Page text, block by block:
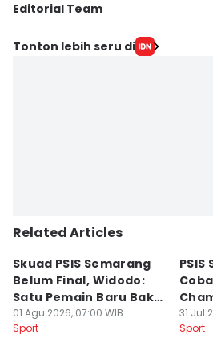
Editorial Team
Editor
Tonton lebih seru di
Related Articles
Skuad PSIS Semarang
Belum Final, Widodo:
Satu Pemain Baru Bakal
Gabung
01 Agu 2026, 07:00 WIB
Sport
PSIS
31 Jul
Sport